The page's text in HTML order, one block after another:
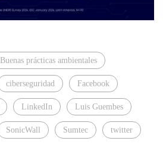
Buenas prácticas ambientales
ciberseguridad Facebook
LinkedIn Luis Guembes
SonicWall Sumtec twitter